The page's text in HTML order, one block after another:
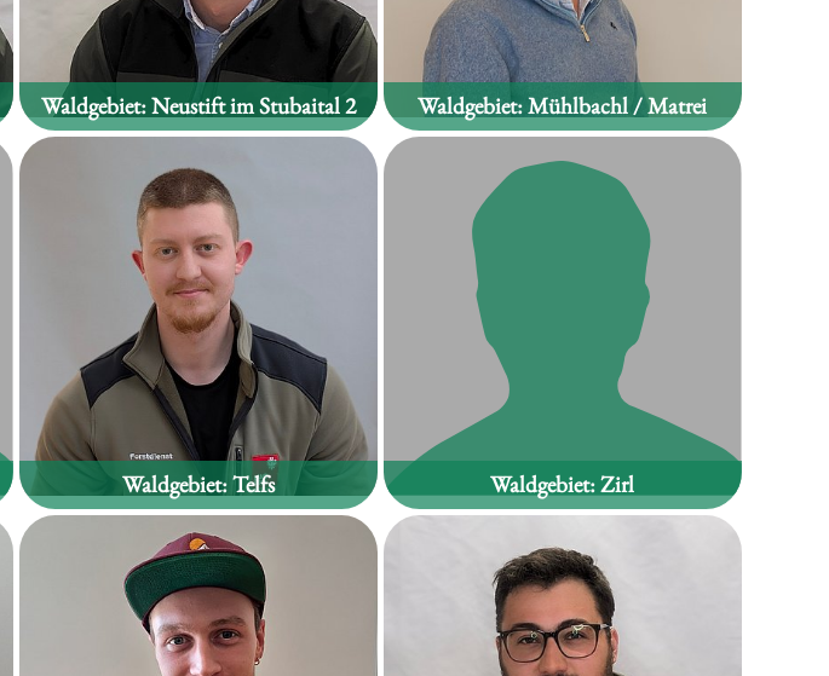
Waldgebiet:Neustift im Stubaital 2
Simon Josef Kalchschmid
Waldgebiet:Mühlbachl / Matrei
Laurin Kowalik
Waldgebiet:Telfs
Waldgebiet:Zirl